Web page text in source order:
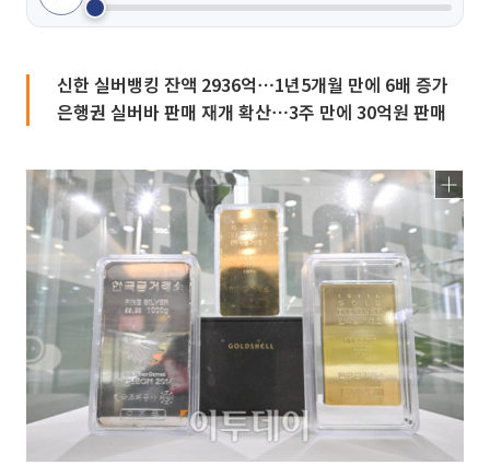
신한 실버뱅킹 잔액 2936억⋯1년5개월 만에 6배 증가
은행권 실버바 판매 재개 확산⋯3주 만에 30억원 판매